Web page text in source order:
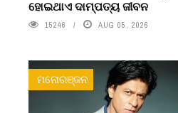
ହୋଇଥାଏ ଦାମ୍ପତ୍ୟ ଜୀବନ
15246 AUG 05, 2026
ମନୋରଞ୍ଜନ